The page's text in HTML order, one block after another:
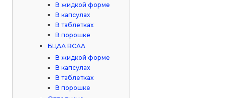
В жидкой форме
В капсулах
В таблетках
В порошке
БЦАА BCAA
В жидкой форме
В капсулах
В таблетках
В порошке